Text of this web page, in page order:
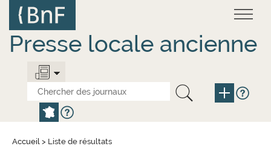
contenu
principal
Presse locale ancienne
Accueil > Liste de résultats
Panneau de gestion des cookies